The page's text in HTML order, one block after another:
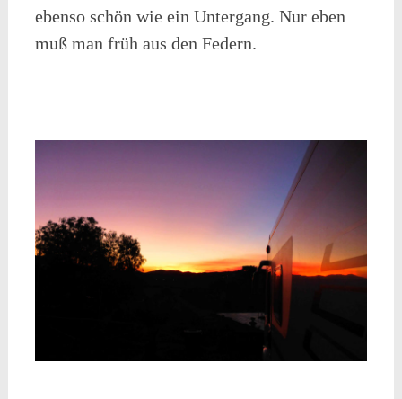
ebenso schön wie ein Untergang. Nur eben
muß man früh aus den Federn.